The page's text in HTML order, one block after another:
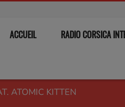
ACCUEIL RADIO CORSICA
ATOMIC KITTEN